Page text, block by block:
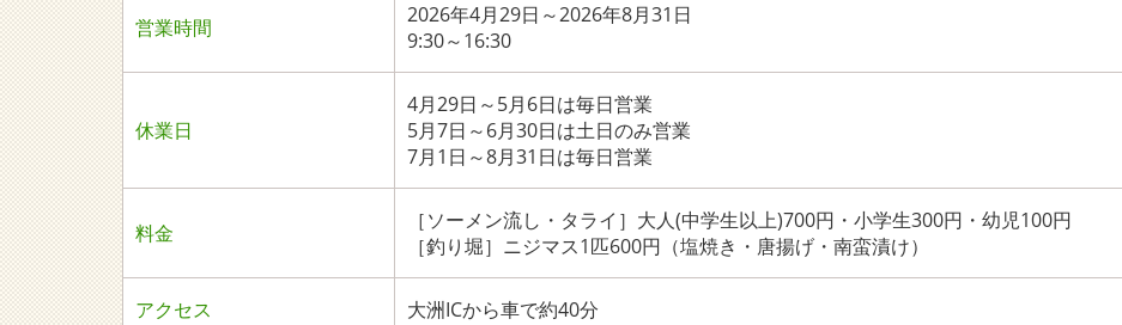
営業時間
2026年4月29日～2026年8月31日
9:30～16:30
休業日
4月29日～5月6日は毎日営業
5月7日～6月30日は土日のみ営業
7月1日～8月31日は毎日営業
料金
［ソーメン流し・タライ］大人(中学生以上)700円・小学生300円・幼児100円
［釣り堀］ニジマス1匹600円（塩焼き・唐揚げ・南蛮漬け）
アクセス 大洲ICから車で約40分